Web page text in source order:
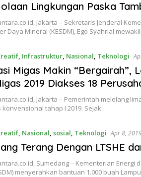
Lingkungan Paska
Jakarta – Sekretaris Jenderal
Daya Mineral (KESDM), Ego Syahrial
, Infrastruktur, Nasional, Teknologi
Migas Makin “Bergairah”,
2019 Diakses 18
Jakarta – Pemerintah melelang
konvensional tahap I 2019. Sejak…
, Nasional, sosial, Teknologi Apr 8,
Terang Dengan LTSHE
Sumedang – Kementerian Energi
menyerahkan bantuan 1.000 buah